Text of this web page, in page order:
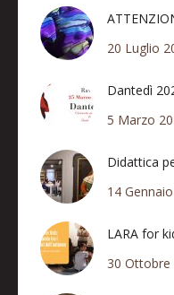
20 Luglio
Dantedì
5 Marzo
Didattica
14
LARA for
30 Ottobre